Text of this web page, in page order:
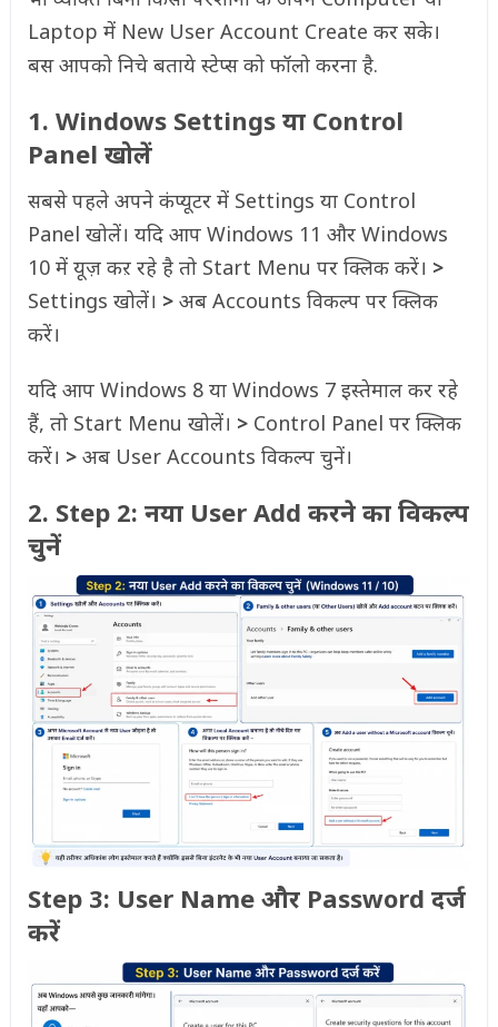
Laptop में New User Account Create कर सके।
बस आपको निचे बताये स्टेप्स को फॉलो करना है.
1. Windows Settings या Control
Panel खोलें
सबसे पहले अपने कंप्यूटर में Settings या Control
Panel खोलें। यदि आप Windows 11 और Windows
10 में यूज़ कऱ रहे है तो Start Menu पर क्लिक करें। >
Settings खोलें। >अब Accounts विकल्प पर क्लिक
करें।
यदि आप Windows 8 या Windows 7 इस्तेमाल कर रहे
हैं, तो Start Menu खोलें। >Control Panel पर क्लिक
करें। >अब User Accounts विकल्प चुनें।
2. Step 2: नया User Add करने का विकल्प
चुनें
Step 3: User Name और Password दर्ज
करें